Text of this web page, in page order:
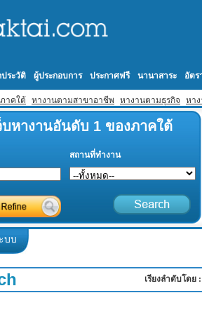
าคใต้ หางานตามสาขาอาชีพ หางานตามธุรกิจ หา
ระวัติ ผู้ประกอบการ ประกาศฟรี นานาสาระ อัต
บหางานอันดับ 1 ของภาคใต้
สถานที่ทำงาน
บบ
เรียงลำดับโดย :